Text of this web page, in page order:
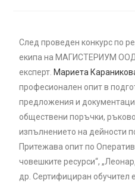
След проведен конкурс по
екипа на МАГИСТЕРИУМ
експерт. Мариета
професионален опит в
предложения и
обществени поръчки,
изпълнението на дейности
Притежава опит по
човешките ресурси“,
др. Сертифициран обучител